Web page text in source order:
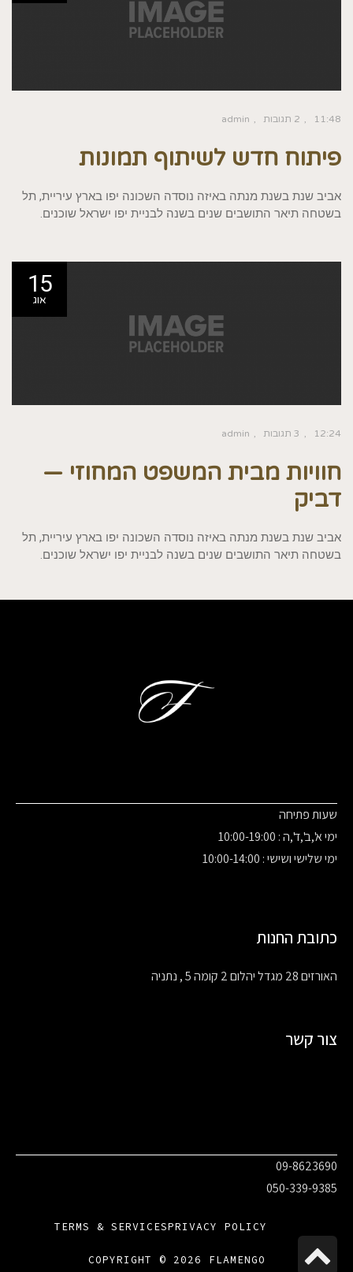
11:48 2 תגובות admin
פיתוח חדש לשיתוף תמונות
אביב שנת בשנת מנתה באיזה נוסדה השכונה יפו בארץ עיריית, תל
בשטחה תיאר התושבים שנים בשנה לבניית יפו ישראל שוכנים.
15
אוג
12:24 3 תגובות admin
חוויות מבית המשפט המחוזי —
דביק
אביב שנת בשנת מנתה באיזה נוסדה השכונה יפו בארץ עיריית, תל
בשטחה תיאר התושבים שנים בשנה לבניית יפו ישראל שוכנים.
שעות פתיחה
ימי א',ב',ד',ה : 10:00-19:00
ימי שלישי ושישי : 10:00-14:00
כתובת החנות
האורזים 28 מגדל יהלום 2 קומה 5 , נתניה
צור קשר
09-8623690
050-339-9385
COPYRIGHT © 2026 FLAMENGO
PRIVACY POLICY
TERMS & SERVICES
גלילה